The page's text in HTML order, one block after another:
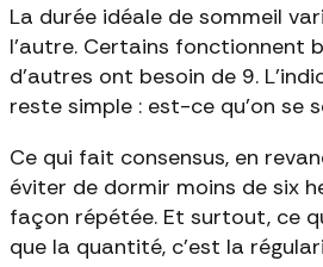
La durée idéale de sommeil
l'autre. Certains fonctionnent
d'autres ont besoin de 9.
reste simple : est-ce qu'on se
Ce qui fait consensus, en
éviter de dormir moins de six
façon répétée. Et surtout, ce
que la quantité, c'est la